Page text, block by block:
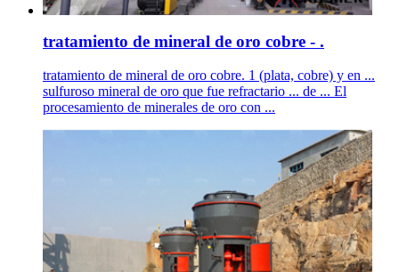
tratamiento de mineral de oro cobre - .
tratamiento de mineral de oro cobre. 1 (plata, cobre) y en ...
sulfuroso mineral de oro que fue refractario ... de ... El
procesamiento de minerales de oro con ...